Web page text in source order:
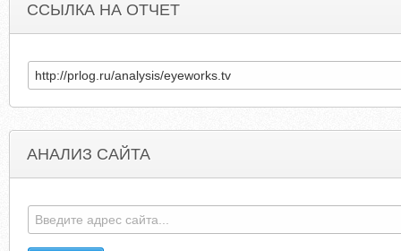
ССЫЛКА НА ОТЧЕТ
АНАЛИЗ САЙТА